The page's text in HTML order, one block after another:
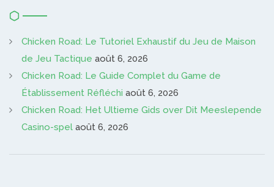
Chicken Road: Le Tutoriel Exhaustif du Jeu de Maison
de Jeu Tactique août 6, 2026
Chicken Road: Le Guide Complet du Game de
Établissement Réfléchi août 6, 2026
Chicken Road: Het Ultieme Gids over Dit Meeslepende
Casino-spel août 6, 2026